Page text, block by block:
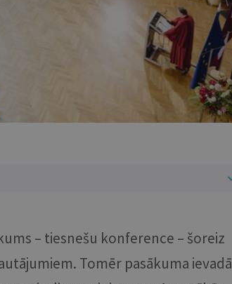
– tiesnešu konference – šoreiz
Tomēr pasākuma ievadā